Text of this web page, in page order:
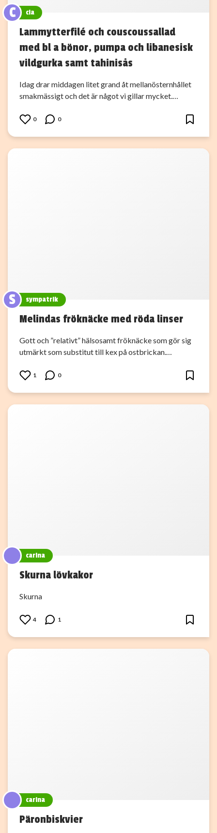
C cia
Lammytterfilé och couscoussallad
med bl a bönor, pumpa och libanesisk
vildgurka samt tahinisås
Idag drar middagen litet grand åt mellanösternhållet
smakmässigt och det är något vi gillar mycket.…
0 0
S sympatrik
Melindas fröknäcke med röda linser
Gott och ”relativt” hälsosamt fröknäcke som gör sig
utmärkt som substitut till kex på ostbrickan.…
1 0
carina
Skurna lövkakor
Skurna
4 1
carina
Päronbiskvier